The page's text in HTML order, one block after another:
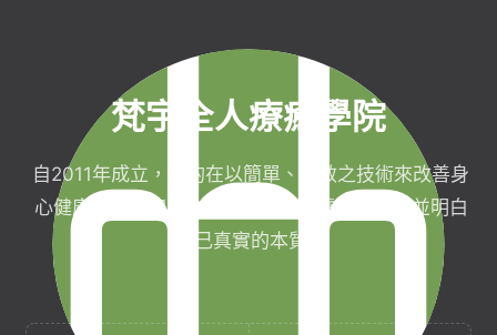
梵宇全人療癒學院
自2011年成立，目的在以簡單、有效之技術來改善身
心健康，協助完成生命目標與實現靈性生活，並明白
自己真實的本質。